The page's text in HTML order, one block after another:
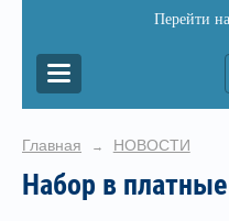
Перейти
Главная → НОВОСТИ
Набор в